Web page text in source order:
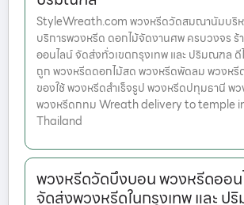
StyleWreath.com พวงหรีดวัดสมณานัมบริห
บริการพวงหรีด ดอกไม้จัดงานศพ ครบวงจร ร้
ออนไลน์ จัดส่งทั่วเขตกรุงเทพ และ ปริมณฑล ดี
ถูก พวงหรีดดอกไม้สด พวงหรีดพัดลม พวงหรี
ของใช้ พวงหรีดสำเร็จรูป พวงหรีดปทุมธานี พ
พวงหรีดกทม Wreath delivery to temple
Thailand
พวงหรีดวัดบึงบอน พวงหรีดออน
จัดส่งพวงหรีดในกรุงเทพ และ ป